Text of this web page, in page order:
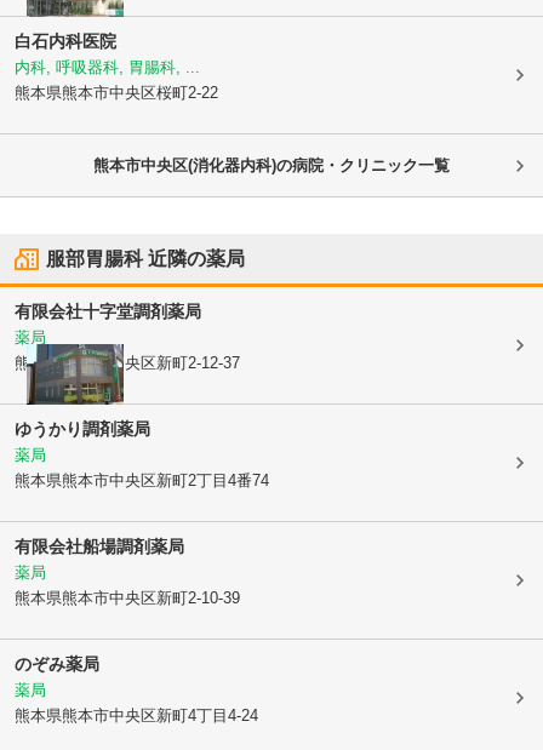
白石内科医院
内科, 呼吸器科, 胃腸科, ...
熊本県熊本市中央区桜町2-22
熊本市中央区(消化器内科)の病院・クリニック一覧
服部胃腸科近隣の薬局
有限会社十字堂調剤薬局
薬局
熊本県熊本市中央区新町2-12-37
ゆうかり調剤薬局
薬局
熊本県熊本市中央区新町2丁目4番74
有限会社船場調剤薬局
薬局
熊本県熊本市中央区新町2-10-39
のぞみ薬局
薬局
熊本県熊本市中央区新町4丁目4-24